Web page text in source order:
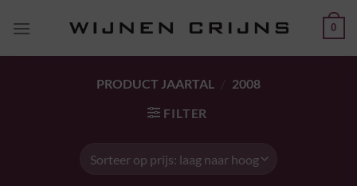
naar
0
PRODUCT JAARTAL
2008
FILTER